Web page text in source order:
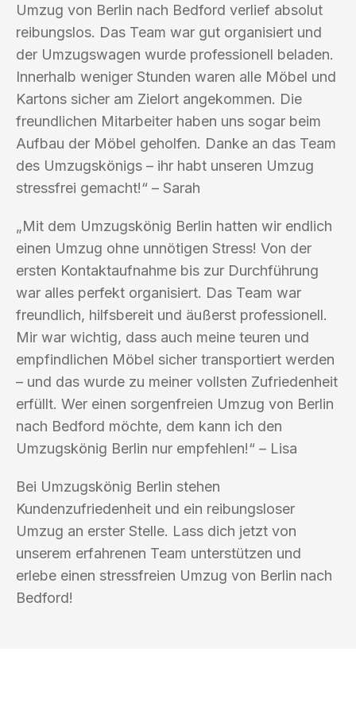
Umzug von Berlin nach Bedford verlief absolut
reibungslos. Das Team war gut organisiert und
der Umzugswagen wurde professionell beladen.
Innerhalb weniger Stunden waren alle Möbel und
Kartons sicher am Zielort angekommen. Die
freundlichen Mitarbeiter haben uns sogar beim
Aufbau der Möbel geholfen. Danke an das Team
des Umzugskönigs – ihr habt unseren Umzug
stressfrei gemacht!“ – Sarah
„Mit dem Umzugskönig Berlin hatten wir endlich
einen Umzug ohne unnötigen Stress! Von der
ersten Kontaktaufnahme bis zur Durchführung
war alles perfekt organisiert. Das Team war
freundlich, hilfsbereit und äußerst professionell.
Mir war wichtig, dass auch meine teuren und
empfindlichen Möbel sicher transportiert werden
– und das wurde zu meiner vollsten Zufriedenheit
erfüllt. Wer einen sorgenfreien Umzug von Berlin
nach Bedford möchte, dem kann ich den
Umzugskönig Berlin nur empfehlen!“ – Lisa
Bei Umzugskönig Berlin stehen
Kundenzufriedenheit und ein reibungsloser
Umzug an erster Stelle. Lass dich jetzt von
unserem erfahrenen Team unterstützen und
erlebe einen stressfreien Umzug von Berlin nach
Bedford!